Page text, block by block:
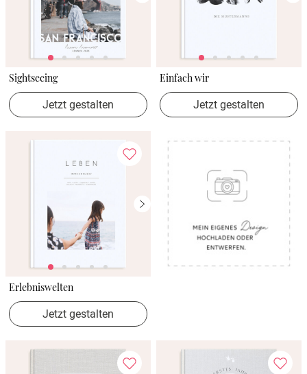
Sightseeing
Jetzt gestalten
Einfach wir
Jetzt gestalten
Erlebniswelten
Jetzt gestalten